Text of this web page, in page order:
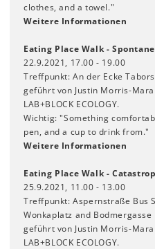
clothes, and a towel."
Weitere Informationen
Eating Place Walk -
22.9.2021, 17.00 - 19.00
Treffpunkt: An der Ecke
geführt von Justin Morris-
LAB+BLOCK ECOLOGY.
Wichtig: "Something
pen, and a cup to drink from."
Weitere Informationen
Eating Place Walk -
25.9.2021, 11.00 - 13.00
Treffpunkt: Aspernstraße Bus
Wonkaplatz and Bodmergasse
geführt von Justin Morris-
LAB+BLOCK ECOLOGY.